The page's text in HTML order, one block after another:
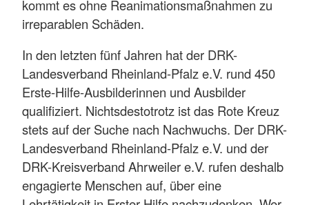
kommt es ohne Reanimationsmaßnahmen zu
irreparablen Schäden.
In den letzten fünf Jahren hat der DRK-
Landesverband Rheinland-Pfalz e.V. rund 450
Erste-Hilfe-Ausbilderinnen und Ausbilder
qualifiziert. Nichtsdestotrotz ist das Rote Kreuz
stets auf der Suche nach Nachwuchs. Der DRK-
Landesverband Rheinland-Pfalz e.V. und der
DRK-Kreisverband Ahrweiler e.V. rufen deshalb
engagierte Menschen auf, über eine